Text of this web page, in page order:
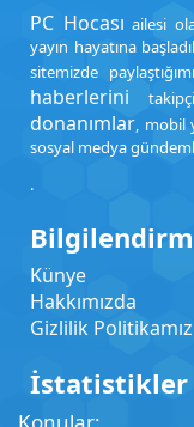
PC Hocası ailesi
yayın hayatına
sitemizde
haberlerini
donanımlar, mobil
sosyal medya
.
Künye
Hakkımızda
Gizlilik Politikamız
İstatistikler